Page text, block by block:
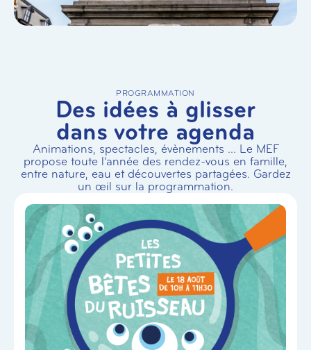
PROGRAMMATION
Des idées à glisser
dans votre agenda
Animations, spectacles, évènements ... Le MEF
propose toute l'année des rendez-vous en famille,
entre nature, eau et découvertes partagées. Gardez
un œil sur la programmation.